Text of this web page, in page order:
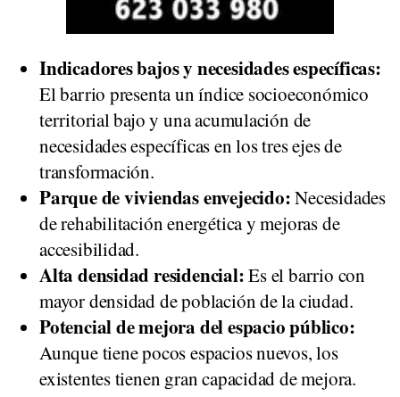
Indicadores bajos y necesidades específicas:
El barrio presenta un índice socioeconómico
territorial bajo y una acumulación de
necesidades específicas en los tres ejes de
transformación.
Parque de viviendas envejecido:Necesidades
de rehabilitación energética y mejoras de
accesibilidad.
Alta densidad residencial:Es el barrio con
mayor densidad de población de la ciudad.
Potencial de mejora del espacio público:
Aunque tiene pocos espacios nuevos, los
existentes tienen gran capacidad de mejora.